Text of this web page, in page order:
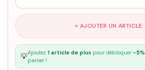
+ AJOUTER UN ARTICLE
💡Ajoutez 1 article de pluspour débloquer -5%
panier !